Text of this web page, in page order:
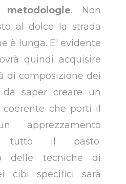
. Non
al dolce la strada
è lunga. E' evidente
quindi acquisire
di composizione dei
saper creare un
che porti il
apprezzamento
tutto il pasto.
delle tecniche di
cibi specifici sarà